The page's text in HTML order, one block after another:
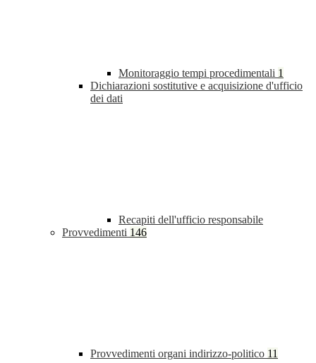
Monitoraggio tempi procedimentali 1
Dichiarazioni sostitutive e acquisizione d'ufficio
dei dati
Recapiti dell'ufficio responsabile
Provvedimenti 146
Provvedimenti organi indirizzo-politico 11